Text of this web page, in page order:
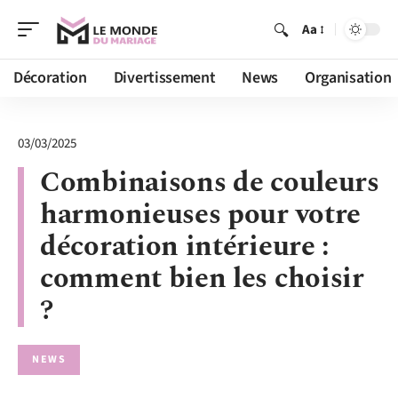
Aa
Décoration Divertissement News Organisation
03/03/2025
Combinaisons de couleurs
harmonieuses pour votre
décoration intérieure :
comment bien les choisir
?
NEWS